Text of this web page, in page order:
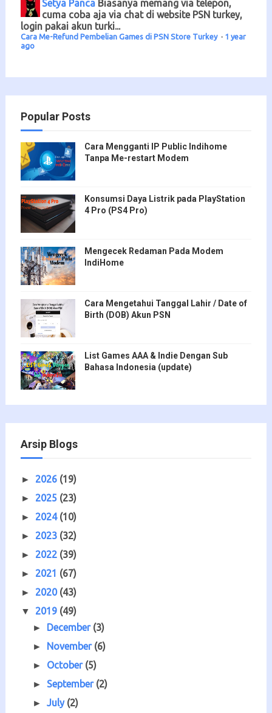
Setya Panca Biasanya memang via telepon,
cuma coba aja via chat di website PSN turkey,
login pakai akun turki...
Cara Me-Refund Pembelian Games di PSN Store Turkey · 1 year
ago
Popular Posts
Cara Mengganti IP Public Indihome
Tanpa Me-restart Modem
Konsumsi Daya Listrik pada PlayStation
4 Pro (PS4 Pro)
Mengecek Redaman Pada Modem
IndiHome
Cara Mengetahui Tanggal Lahir / Date of
Birth (DOB) Akun PSN
List Games AAA & Indie Dengan Sub
Bahasa Indonesia (update)
Arsip Blogs
► 2026 (19)
► 2025 (23)
► 2024 (10)
► 2023 (32)
► 2022 (39)
► 2021 (67)
► 2020 (43)
▼ 2019 (49)
► December (3)
► November (6)
► October (5)
►September (2)
►July (2)